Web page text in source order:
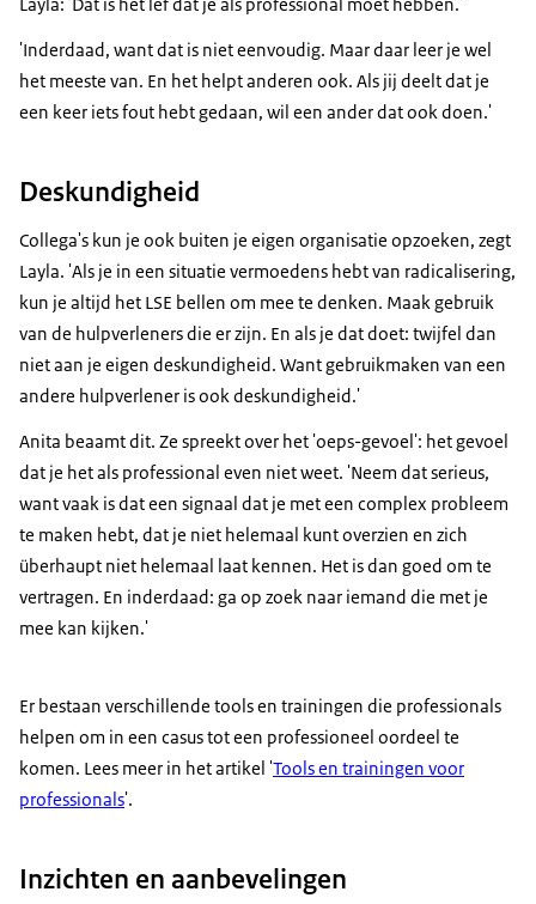
'Inderdaad, want dat is niet eenvoudig. Maar daar leer je wel
het meeste van. En het helpt anderen ook. Als jij deelt dat je
een keer iets fout hebt gedaan, wil een ander dat ook doen.'
Deskundigheid
Collega's kun je ook buiten je eigen organisatie opzoeken, zegt
Layla. 'Als je in een situatie vermoedens hebt van radicalisering,
kun je altijd het LSE bellen om mee te denken. Maak gebruik
van de hulpverleners die er zijn. En als je dat doet: twijfel dan
niet aan je eigen deskundigheid. Want gebruikmaken van een
andere hulpverlener is ook deskundigheid.'
Anita beaamt dit. Ze spreekt over het 'oeps-gevoel': het gevoel
dat je het als professional even niet weet. 'Neem dat serieus,
want vaak is dat een signaal dat je met een complex probleem
te maken hebt, dat je niet helemaal kunt overzien en zich
überhaupt niet helemaal laat kennen. Het is dan goed om te
vertragen. En inderdaad: ga op zoek naar iemand die met je
mee kan kijken.'
Er bestaan verschillende tools en trainingen die professionals
helpen om in een casus tot een professioneel oordeel te
komen. Lees meer in het artikel 'Tools en trainingen voor
professionals'.
Inzichten en aanbevelingen